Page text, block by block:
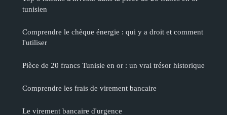
tunisien
Comprendre le chèque énergie : qui y a droit et comment
l'utiliser
Pièce de 20 francs Tunisie en or : un vrai trésor historique
Comprendre les frais de virement bancaire
Le virement bancaire d'urgence